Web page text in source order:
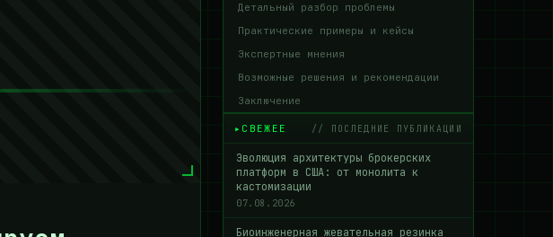
Детальный разбор проблемы
Практические примеры и кейсы
Экспертные мнения
Возможные решения и рекомендации
Заключение
СВЕЖЕЕ // ПОСЛЕДНИЕ ПУБЛИКАЦИИ
Эволюция архитектуры брокерских
платформ в США: от монолита к
кастомизации
07.08.2026
Биоинженерная жевательная резинка